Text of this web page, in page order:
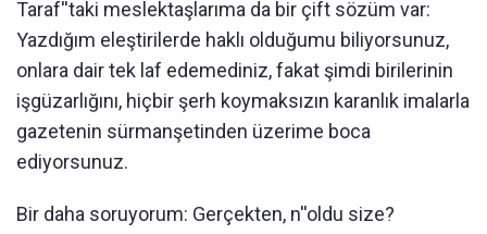
Taraf''taki meslektaşlarıma da bir çift sözüm var:
Yazdığım eleştirilerde haklı olduğumu biliyorsunuz,
onlara dair tek laf edemediniz, fakat şimdi birilerinin
işgüzarlığını, hiçbir şerh koymaksızın karanlık imalarla
gazetenin sürmanşetinden üzerime boca
ediyorsunuz.
Bir daha soruyorum: Gerçekten, n''oldu size?